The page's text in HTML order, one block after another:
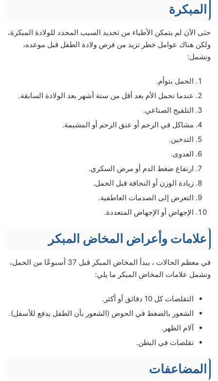
المبكرة
حتى الآن لم يتمكن الأطباء من تحديد السبب المحدد للولادة المبكرة،
ولكن هناك عوامل خطر تزيد من فرص ولادة الطفل قبل موعده،
وتشمل:
الحمل بتوأم.
عندما تحمل الأم بعد أقل من ستة أشهر بعد الولادة السابقة.
التلقيح الصناعي.
مشاكل في الرحم أو عنق الرحم أو المشيمة.
التدخين.
العدوى.
ارتفاع ضغط الدم أو مرض السكري.
زيادة الوزن أو النحافة قبل الحمل.
التعرض إلى الصدمات العاطفية.
الإجهاض أو الإجهاض المتعددة.
علامات وأعراض المخاض المبكر
في معظم الحالات ، يبدأ المخاض المبكر قبل 37 أسبوعًا من الحمل،
وتشمل علامات المخاض المبكر ما يلي:
التقلصات كل 10 دقائق أو أكثر.
الشعور بالضغط في الحوض (الشعور بأن الطفل يدفع للأسفل).
آلام الظهر.
تقلصات في البطن.
المضاعفات